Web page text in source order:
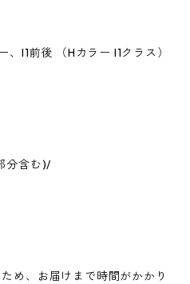
I1前後 （Hカラー I1クラス）
分含む)/
め、お届けまで時間がかかり